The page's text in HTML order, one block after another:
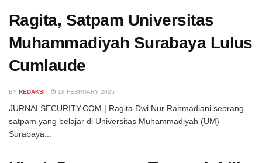
Ragita, Satpam Universitas
Muhammadiyah Surabaya Lulus
Cumlaude
BY REDAKSI 18 FEBRUARY 2025
JURNALSECURITY.COM | Ragita Dwi Nur Rahmadiani seorang
satpam yang belajar di Universitas Muhammadiyah (UM)
Surabaya...